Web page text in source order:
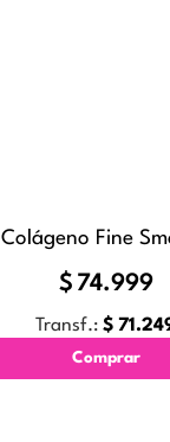
Colágeno Fine
$ 74.999
Transf.: $
Comprar